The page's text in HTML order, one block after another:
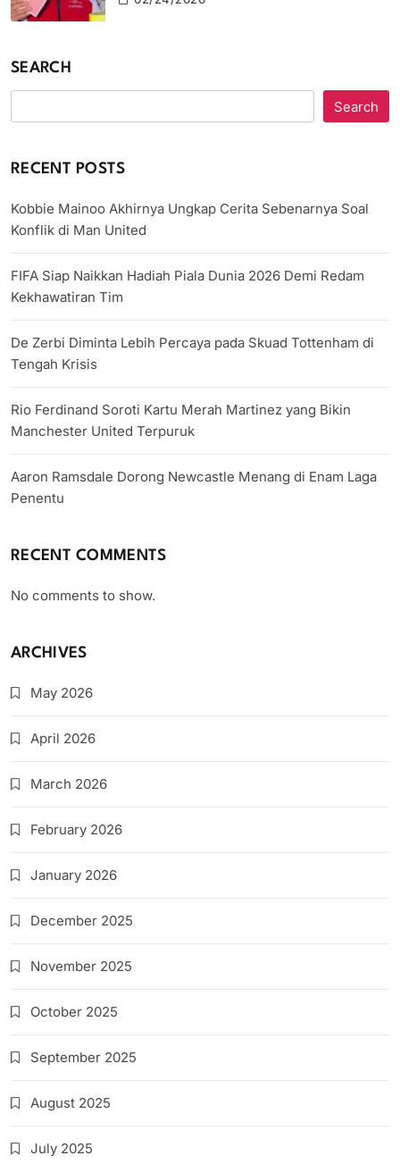
SEARCH
Search
RECENT POSTS
Kobbie Mainoo Akhirnya Ungkap Cerita Sebenarnya Soal
Konflik di Man United
FIFA Siap Naikkan Hadiah Piala Dunia 2026 Demi Redam
Kekhawatiran Tim
De Zerbi Diminta Lebih Percaya pada Skuad Tottenham di
Tengah Krisis
Rio Ferdinand Soroti Kartu Merah Martinez yang Bikin
Manchester United Terpuruk
Aaron Ramsdale Dorong Newcastle Menang di Enam Laga
Penentu
RECENT COMMENTS
No comments to show.
ARCHIVES
May 2026
April 2026
March 2026
February 2026
January 2026
December 2025
November 2025
October 2025
September 2025
August 2025
July 2025